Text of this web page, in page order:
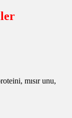
mısır unu,